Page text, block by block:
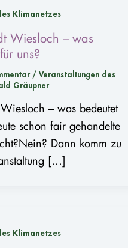
Klimanetzes
Wiesloch – was
uns?
/ Veranstaltungen des
Gräupner
– was bedeutet
schon fair gehandelte
Dann komm zu
[…]
Klimanetzes